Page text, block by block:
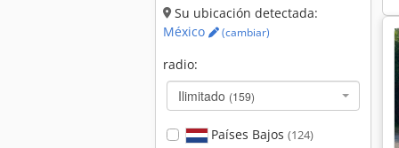
Su ubicación detectada:
México
(cambiar)
radio:
Ilimitado (159)
Países Bajos (124)